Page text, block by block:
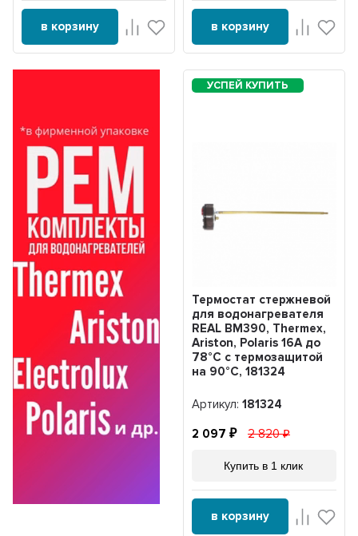
в корзину в корзину
Термостат стержневой
для водонагревателя
REAL BM390, Thermex,
Ariston, Polaris 16A до
78°С с термозащитой
на 90°С, 181324
Артикул: 181324
2 097 2 820
Купить в 1 клик
в корзину